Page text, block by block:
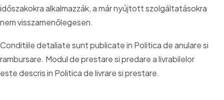
időszakokra alkalmazzák, a már nyújtott szolgáltatásokra
nem visszamenőlegesen.
Conditiile detaliate sunt publicate in Politica de anulare si
rambursare. Modul de prestare si predare a livrabilelor
este descris in Politica de livrare si prestare.